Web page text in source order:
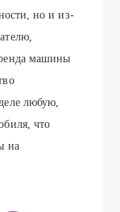
но и из-
мaшины
любую,
что
нa